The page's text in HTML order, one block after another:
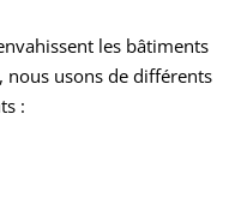
les bâtiments
nous usons de différents
: